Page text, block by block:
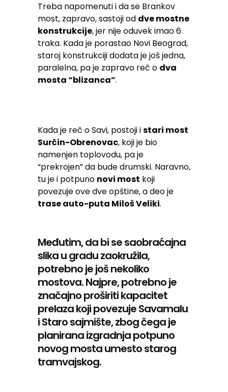
Treba napomenuti i da se Brankov
most, zapravo, sastoji od dve mostne
konstrukcije, jer nije oduvek imao 6
traka. Kada je porastao Novi Beograd,
staroj konstrukciji dodata je još jedna,
paralelna, pa je zapravo reč o dva
mosta “blizanca”.
Kada je reč o Savi, postoji istari most
Surčin-Obrenovac, koji je bio
namenjen toplovodu, pa je
“prekrojen” da bude drumski. Naravno,
tu je i potpuno novi most koji
povezuje ove dve opštine, a deo je
trase auto-puta Miloš Veliki.
Međutim, da bi se saobraćajna
slika u gradu zaokružila,
potrebno je još nekoliko
mostova. Najpre, potrebno je
značajno proširiti kapacitet
prelaza koji povezuje Savamalu
i Staro sajmište, zbog čega je
planirana izgradnja potpuno
novog mosta umesto starog
tramvajskog.